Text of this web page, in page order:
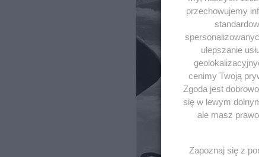
przechowujemy
ulepszanie
cenimy Twoją
Zgoda jest
się w lewym
ale masz
Zapoznaj się z